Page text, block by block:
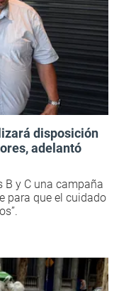
disposición
adelantó
B y C una campaña
para que el cuidado